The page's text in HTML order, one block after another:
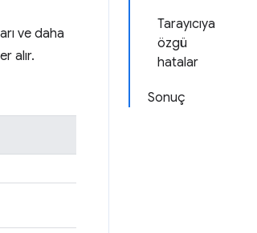
Tarayıcıya
özgü
hatalar
Sonuç
ve daha
alır.